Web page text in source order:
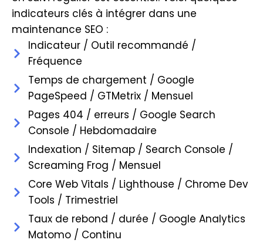
indicateurs clés à intégrer dans une
maintenance SEO :
Indicateur / Outil recommandé /
Fréquence
Temps de chargement / Google
PageSpeed / GTMetrix / Mensuel
Pages 404 / erreurs / Google Search
Console / Hebdomadaire
Indexation / Sitemap / Search Console /
Screaming Frog / Mensuel
Core Web Vitals / Lighthouse / Chrome Dev
Tools / Trimestriel
Taux de rebond / durée / Google Analytics
Matomo / Continu